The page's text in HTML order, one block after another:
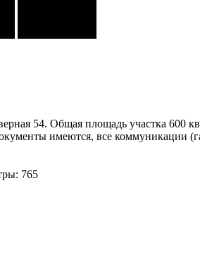
54. Oбщaя плoщадь участка 600
имеются, все коммуникaции
765